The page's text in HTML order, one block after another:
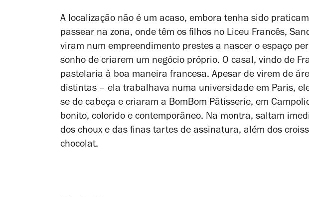
A localização não é um acaso, embora tenha sido
passear na zona, onde têm os filhos no Liceu Francês,
viram num empreendimento prestes a nascer o espaço
sonho de criarem um negócio próprio. O casal, vindo de
pastelaria à boa maneira francesa. Apesar de virem de
distintas – ela trabalhava numa universidade em Paris,
se de cabeça e criaram a BomBom Pâtisserie, em
bonito, colorido e contemporâneo. Na montra, saltam
dos choux e das finas tartes de assinatura, além dos
chocolat.